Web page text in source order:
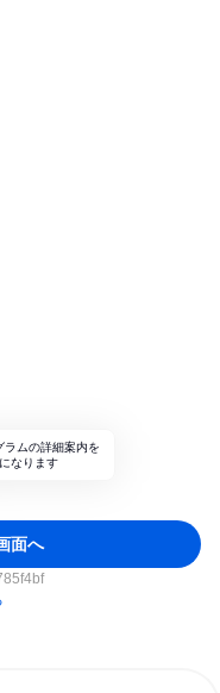
ラムの詳細案内を
なります
面へ